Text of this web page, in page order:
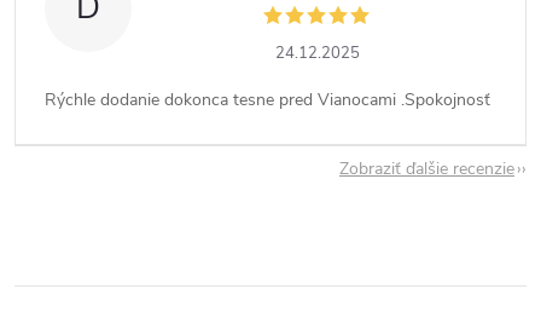
24.12.2025
Rýchle dodanie dokonca tesne pred Vianocami .Spokojnosť
Zobraziť ďalšie recenzie